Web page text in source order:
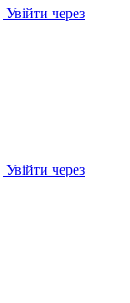
Увійти через
Увійти через